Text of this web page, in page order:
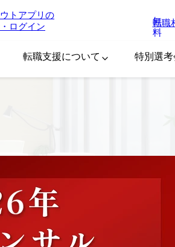
トアプリの
ログイン
無
料
転職
転職支援について 特別選